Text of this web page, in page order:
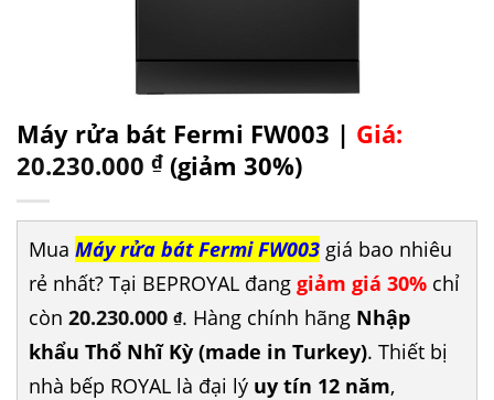
Máy rửa bát Fermi FW003 | Giá:
20.230.000 ₫ (giảm 30%)
Mua Máy rửa bát Fermi FW003 giá bao nhiêu
rẻ nhất? Tại BEPROYAL đang giảm giá 30% chỉ
còn 20.230.000 ₫. Hàng chính hãng Nhập
khẩu Thổ Nhĩ Kỳ (made in Turkey). Thiết bị
nhà bếp ROYAL là đại lý uy tín 12 năm,